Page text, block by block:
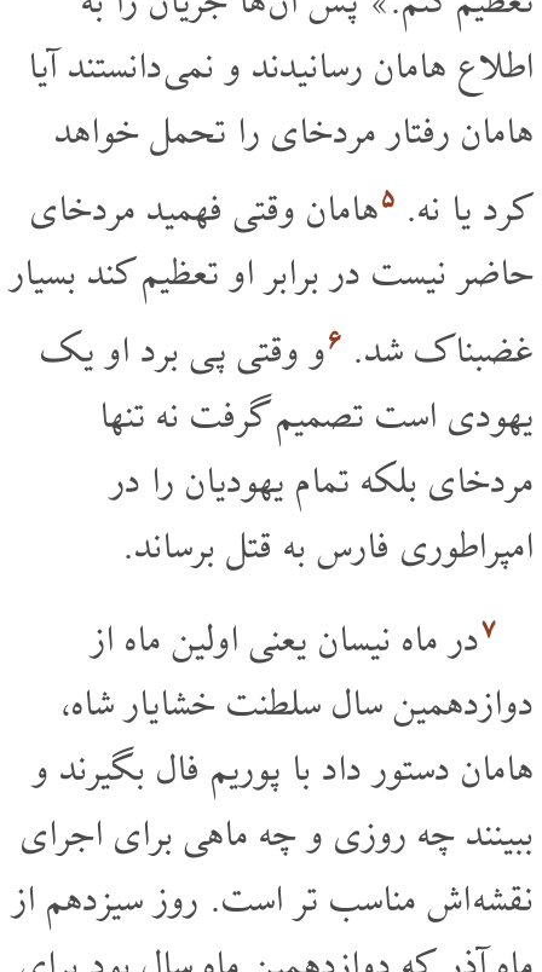
اطلاع هامان رسانیدند و نمی دانستند آیا
هامان رفتار مردخای را تحمل خواهد
کرد یا نه. ۵هامان وقتی فهمید مردخای
حاضر نیست در برابر او تعظیم کند بسیار
غضبناک شد. ۶و وقتی پی برد او یک
یهودی است تصمیم گرفت نه تنها
مردخای بلکه تمام یهودیان را در
امپراطوری فارس به قتل برساند.
۷در ماه نیسان یعنی اولین ماه از
دوازدهمین سال سلطنت خشایار شاه،
هامان دستور داد با پوریم فال بگیرند و
ببینند چه روزی و چه ماهی برای اجرای
نقشه اش مناسب تر است. روز سیزدهم از